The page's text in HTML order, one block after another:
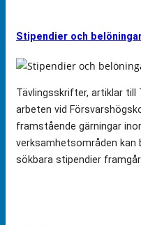
Stipendier och
Tävlingsskrifter, artiklar
arbeten vid
framstående gärningar
verksamhetsområden
sökbara stipendier framgår